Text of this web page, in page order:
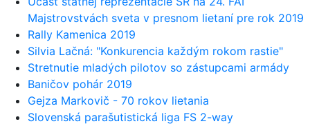
Majstrovstvách sveta v presnom lietaní pre rok 2019
Rally Kamenica 2019
Silvia Lačná: "Konkurencia každým rokom rastie"
Stretnutie mladých pilotov so zástupcami armády
Baničov pohár 2019
Gejza Markovič - 70 rokov lietania
Slovenská parašutistická liga FS 2-way